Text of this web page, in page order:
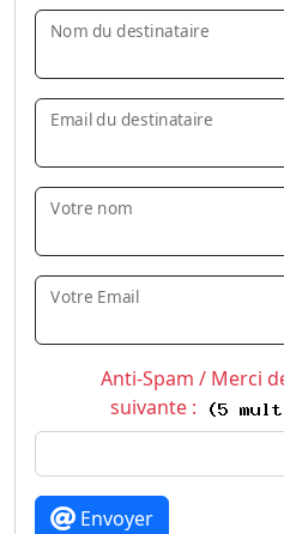
Nom du destinataire
Email du destinataire
Votre nom
Votre Email
Anti-Spam / Merci
suivante :
Envoyer